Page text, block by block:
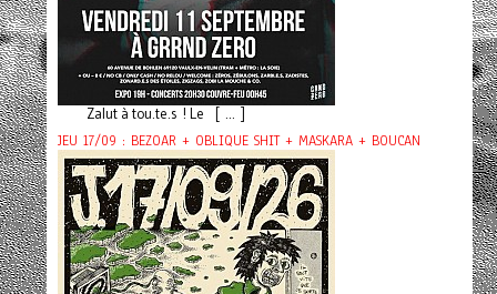
Zalut à tou.te.s ! Le [ ... ]
JEU 17/09 : BEZOAR + OBLIQUE SHIT + MASKARA + BOUCAN